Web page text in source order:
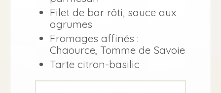
Filet de bar rôti, sauce aux
agrumes
Fromages affinés :
Chaource, Tomme de Savoie
Tarte citron-basilic